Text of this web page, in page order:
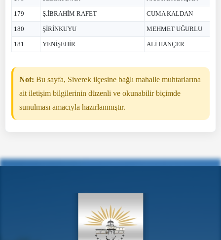
179 Ş.İBRAHİM RAFET CUMA KALDAN
180 ŞİRİNKUYU MEHMET UĞURLU
181 YENİŞEHİR ALİ HANÇER
Not: Bu sayfa, Siverek ilçesine bağlı mahalle muhtarlarına
ait iletişim bilgilerinin düzenli ve okunabilir biçimde
sunulması amacıyla hazırlanmıştır.